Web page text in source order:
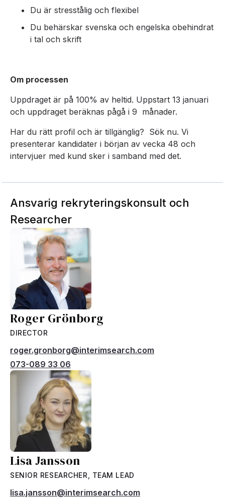
Du är stresstålig och flexibel
Du behärskar svenska och engelska obehindrat
i tal och skrift
Om processen
Uppdraget är på 100% av heltid. Uppstart 13 januari
och uppdraget beräknas pågå i 9 månader.
Har du rätt profil och är tillgänglig? Sök nu. Vi
presenterar kandidater i början av vecka 48 och
intervjuer med kund sker i samband med det.
Ansvarig rekryteringskonsult och
Researcher
Roger Grönborg
DIRECTOR
roger.gronborg@interimsearch.com
073-089 33 06
Lisa Jansson
SENIOR RESEARCHER, TEAM LEAD
lisa.jansson@interimsearch.com